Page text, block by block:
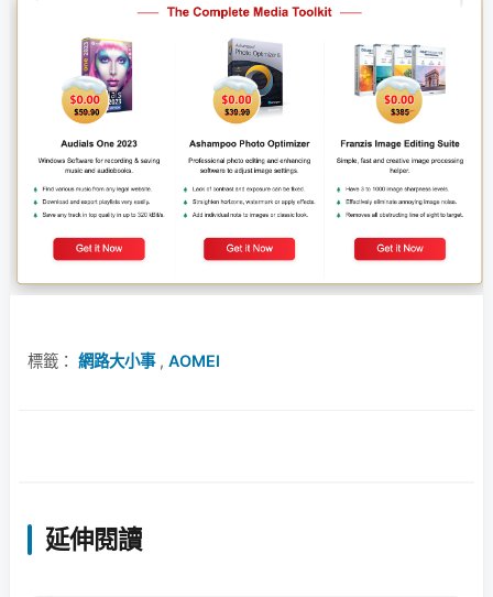
標籤： 網路大小事, AOMEI
延伸閱讀